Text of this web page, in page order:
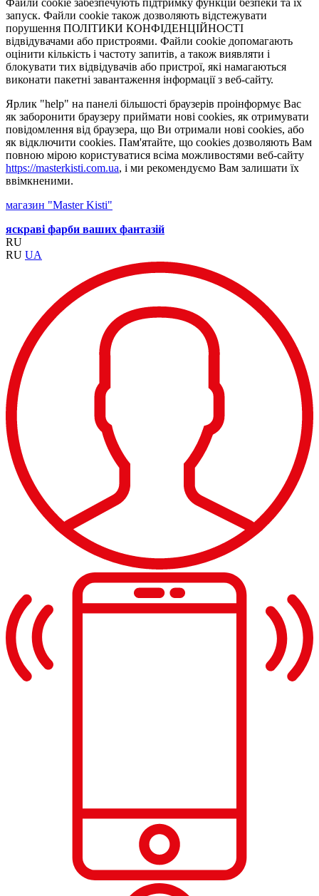
Файли cookie забезпечують підтримку функцій безпеки та їх
запуск. Файли cookie також дозволяють відстежувати
порушення ПОЛІТИКИ КОНФІДЕНЦІЙНОСТІ
відвідувачами або пристроями. Файли cookie допомагають
оцінити кількість і частоту запитів, а також виявляти і
блокувати тих відвідувачів або пристрої, які намагаються
виконати пакетні завантаження інформації з веб-сайту.
Ярлик "help" на панелі більшості браузерів проінформує Вас
як заборонити браузеру приймати нові cookies, як отримувати
повідомлення від браузера, що Ви отримали нові cookies, або
як відключити cookies. Пам'ятайте, що cookies дозволяють Вам
повною мірою користуватися всіма можливостями веб-сайту
https://masterkisti.com.ua, і ми рекомендуємо Вам залишати їх
ввімкненими.
магазин "Master Kisti"
яскраві фарби ваших фантазій
RU
RU UA